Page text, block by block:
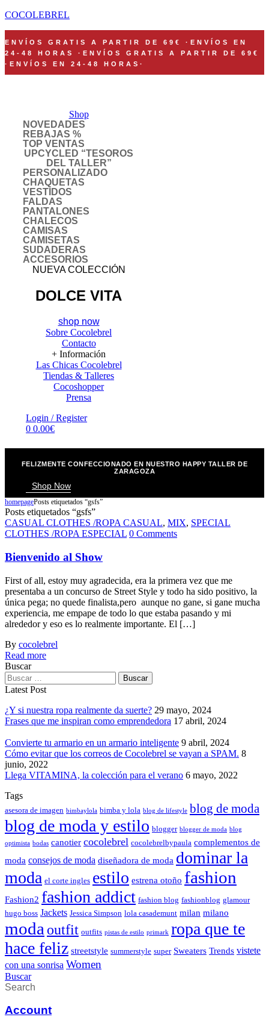
COCOLEBREL
ENVÍOS GRATIS A PARTIR DE 69€ · ENVÍOS EN
24-48 HORAS · ENVÍOS GRATIS A PARTIR DE 69€
· ENVÍOS EN 24-48 HORAS ·
Shop
NOVEDADES
REBAJAS %
TOP VENTAS
UPCYCLED “TESOROS
DEL TALLER”
PERSONALIZADO
CHAQUETAS
VESTIDOS
FALDAS
PANTALONES
CHALECOS
CAMISAS
CAMISETAS
SUDADERAS
ACCESORIOS
NUEVA COLECCIÓN
DOLCE VITA
shop now
Sobre Cocolebrel
Contacto
+ Información
Las Chicas Cocolebrel
Tiendas & Talleres
Cocoshopper
Prensa
Menu
Login / Register
0 0.00€
FELIZMENTE CONFECCIONADO EN NUESTRO HAPPY TALLER DE
ZARAGOZA
Shop Now
homepagePosts etiquetados “gsfs”
Posts etiquetados “gsfs”
Categories
CASUAL CLOTHES /ROPA CASUAL, MIX, SPECIAL
CLOTHES /ROPA ESPECIAL 0 Comments
Bienvenido al Show
First of all, estoy muy agradecida, era la primera vez que me
presentaba a un concurso de Street Style y todo ha sido positivo, la
única pega; no quede finalista,pero aunque no gane, si gane mucha
experiencia, me empape de todo lo que estaba pasando y mi
alrededor y eso es lo realmente importante. El […]
By cocolebrel
Read more
Buscar
Buscar:
Latest Post
¿Y si nuestra ropa realmente da suerte? 29 mayo, 2024
Frases que me inspiran como emprendedora 17 abril, 2024
Convierte tu armario en un armario inteligente 9 abril, 2024
Cómo evitar que los correos de Cocolebrel se vayan a SPAM. 8
junio, 2022
Llega VITAMINA, la colección para el verano 6 mayo, 2022
Tags
asesora de imagen bimbaylola bimba y lola blog de lifestyle blog de moda
blog de moda y estilo blogger blogger de moda blog
optimista bodas canotier cocolebrel cocolebrelbypaula complementos de
moda consejos de moda diseñadora de moda dominar la
moda el corte ingles estilo estrena otoño fashion
Fashion2 fashion addict fashion blog fashionblog glamour
hugo boss Jackets Jessica Simpson lola casademunt milan milano
moda outfit outfits pistas de estilo primark ropa que te
hace feliz streetstyle summerstyle super Sweaters Trends vistete
con una sonrisa Women
Buscar
Search
Account